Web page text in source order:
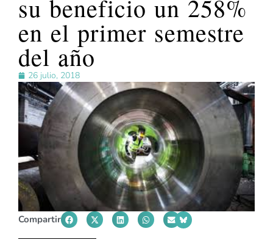
su beneficio un 258%
en el primer semestre
del año
26 julio, 2018
Compartir